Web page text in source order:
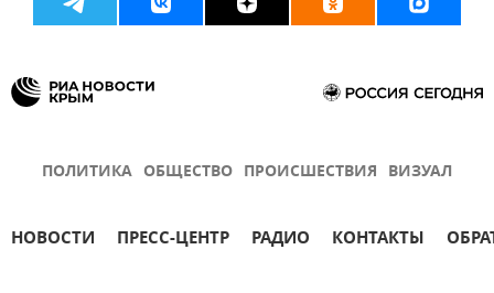
ПОЛИТИКА ОБЩЕСТВО ПРОИСШЕСТВИЯ ВИЗУАЛ
НОВОСТИ ПРЕСС-ЦЕНТР РАДИО КОНТАКТЫ